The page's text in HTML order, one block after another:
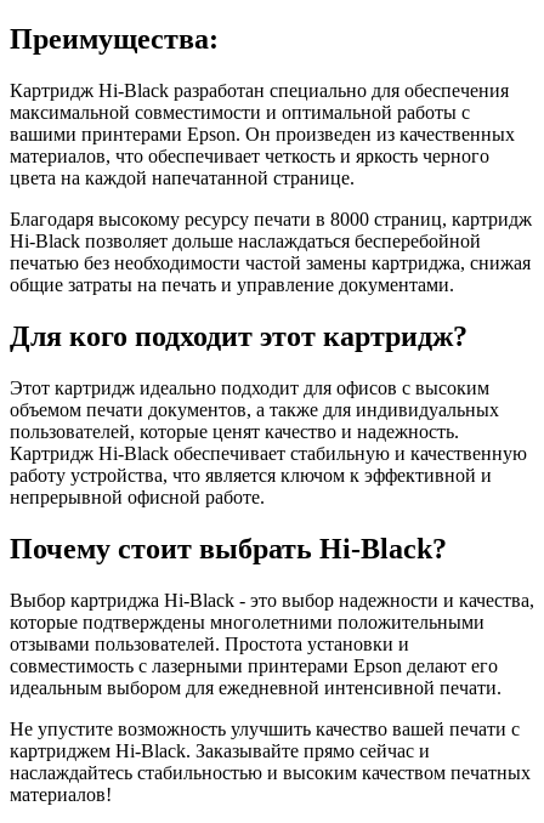
Преимущества:
Картридж Hi-Black разработан специально для обеспечения
максимальной совместимости и оптимальной работы с
вашими принтерами Epson. Он произведен из качественных
материалов, что обеспечивает четкость и яркость черного
цвета на каждой напечатанной странице.
Благодаря высокому ресурсу печати в 8000 страниц, картридж
Hi-Black позволяет дольше наслаждаться бесперебойной
печатью без необходимости частой замены картриджа, снижая
общие затраты на печать и управление документами.
Для кого подходит этот картридж?
Этот картридж идеально подходит для офисов с высоким
объемом печати документов, а также для индивидуальных
пользователей, которые ценят качество и надежность.
Картридж Hi-Black обеспечивает стабильную и качественную
работу устройства, что является ключом к эффективной и
непрерывной офисной работе.
Почему стоит выбрать Hi-Black?
Выбор картриджа Hi-Black - это выбор надежности и качества,
которые подтверждены многолетними положительными
отзывами пользователей. Простота установки и
совместимость с лазерными принтерами Epson делают его
идеальным выбором для ежедневной интенсивной печати.
Не упустите возможность улучшить качество вашей печати с
картриджем Hi-Black. Заказывайте прямо сейчас и
наслаждайтесь стабильностью и высоким качеством печатных
материалов!